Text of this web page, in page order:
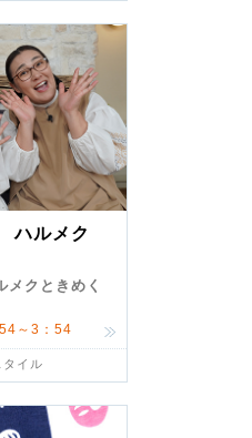
ハルメク
クときめく
～3：54
タイル